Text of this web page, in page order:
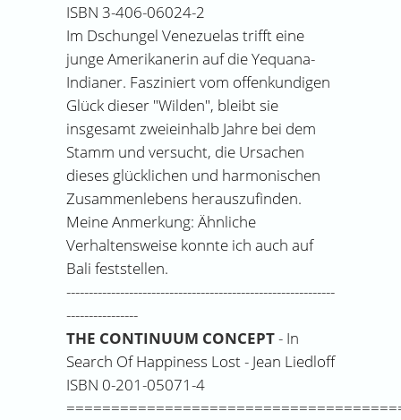
ISBN 3-406-06024-2
Im Dschungel Venezuelas trifft eine
junge Amerikanerin auf die Yequana-
Indianer. Fasziniert vom offenkundigen
Glück dieser "Wilden", bleibt sie
insgesamt zweieinhalb Jahre bei dem
Stamm und versucht, die Ursachen
dieses glücklichen und harmonischen
Zusammenlebens herauszufinden.
Meine Anmerkung: Ähnliche
Verhaltensweise konnte ich auch auf
Bali feststellen.
------------------------------------------------------------
----------------
THE CONTINUUM CONCEPT- In
Search Of Happiness Lost - Jean Liedloff
ISBN 0-201-05071-4